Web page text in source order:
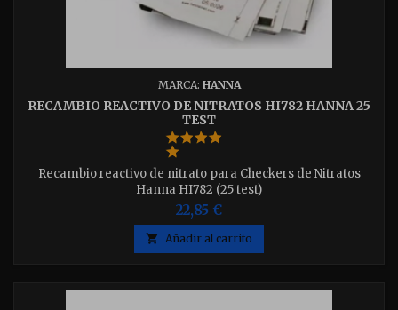
MARCA: HANNA
RECAMBIO REACTIVO DE NITRATOS HI782 HANNA 25
TEST
Recambio reactivo de nitrato para Checkers de Nitratos
Hanna HI782 (25 test)
22,85 €
 Añadir al carrito